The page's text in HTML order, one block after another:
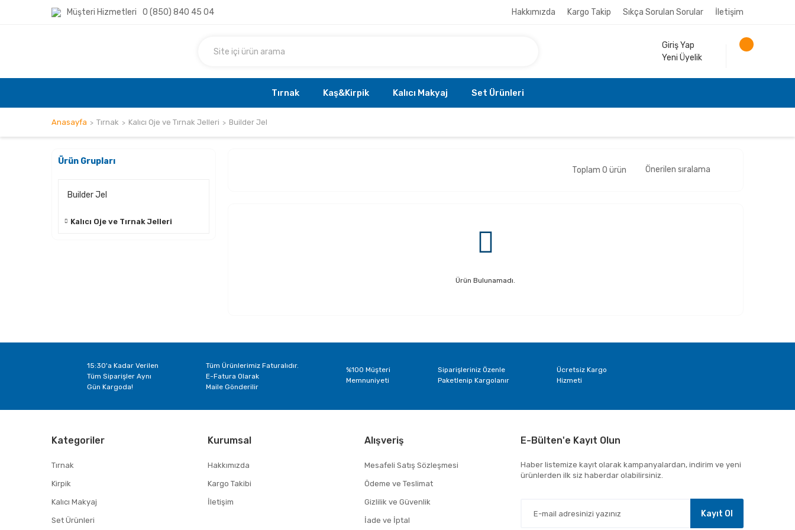
Müşteri Hizmetleri 0 (850) 840 45 04 Hakkımızda Kargo Takip Sıkça Sorulan Sorular İletişim
Giriş Yap
Yeni Üyelik
Tırnak Kaş&Kirpik Kalıcı Makyaj Set Ürünleri
Anasayfa Tırnak Kalıcı Oje ve Tırnak Jelleri Builder Jel
Ürün Grupları
Builder Jel
Kalıcı Oje ve Tırnak Jelleri
Toplam 0 ürün
Ürün Bulunamadı.
15:30'a Kadar Verilen
Tüm Siparişler Aynı
Gün Kargoda!
Tüm Ürünlerimiz Faturalıdır.
E-Fatura Olarak
Maile Gönderilir
%100 Müşteri
Memnuniyeti
Siparişleriniz Özenle
Paketlenip Kargolanır
Ücretsiz Kargo
Hizmeti
Kategoriler
Tırnak
Kirpik
Kalıcı Makyaj
Set Ürünleri
Kurumsal
Hakkımızda
Kargo Takibi
İletişim
Alışveriş
Mesafeli Satış Sözleşmesi
Ödeme ve Teslimat
Gizlilik ve Güvenlik
İade ve İptal
E-Bülten'e Kayıt Olun
Haber listemize kayıt olarak kampanyalardan, indirim ve yeni
ürünlerden ilk siz haberdar olabilirsiniz.
Kayıt Ol